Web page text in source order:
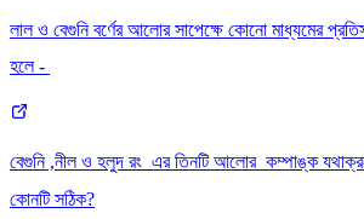
লাল ও বেগুনি বর্ণের আলোর সাপেক্ষে কোনো মাধ্যমের
হলে -
বেগুনি ,নীল ও হলুদ রং এর তিনটি আলোর কম্পাঙ্ক
কোনটি সঠিক?